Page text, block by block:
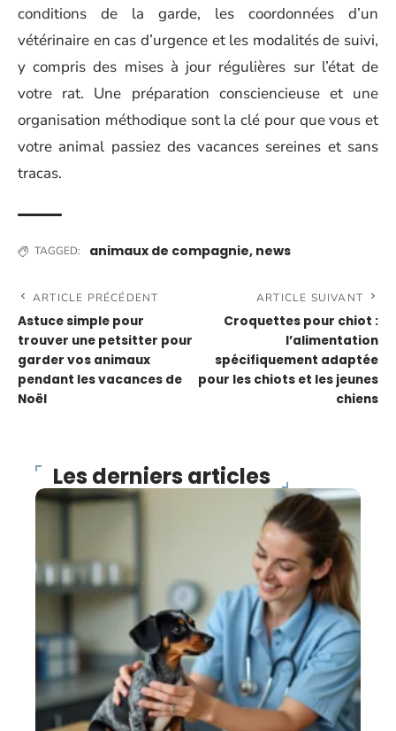
conditions de la garde, les coordonnées d’un
vétérinaire en cas d’urgence et les modalités de suivi,
y compris des mises à jour régulières sur l’état de
votre rat. Une préparation consciencieuse et une
organisation méthodique sont la clé pour que vous et
votre animal passiez des vacances sereines et sans
tracas.
TAGGED: animaux de compagnie, news
ARTICLE PRÉCÉDENT
Astuce simple pour
trouver une petsitter pour
garder vos animaux
pendant les vacances de
Noël
ARTICLE SUIVANT
Croquettes pour chiot :
l’alimentation
spécifiquement adaptée
pour les chiots et les jeunes
chiens
Les derniers articles